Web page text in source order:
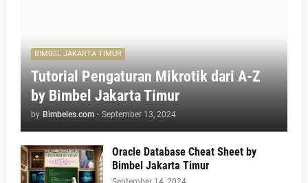
BIMBEL JAKARTA TIMUR
Tutorial Pengaturan Mikrotik dari A-Z
by Bimbel Jakarta Timur
by Bimbeles.com - September 13, 2024
Oracle Database Cheat Sheet by
Bimbel Jakarta Timur